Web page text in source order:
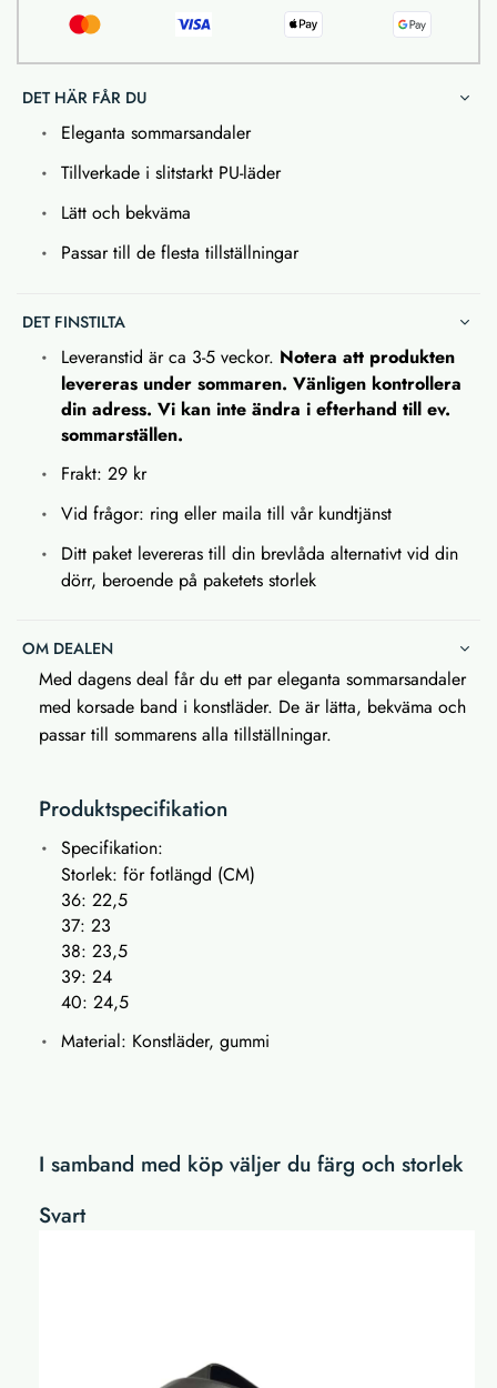
DET HÄR FÅR DU
Eleganta sommarsandaler
Tillverkade i slitstarkt PU-läder
Lätt och bekväma
Passar till de flesta tillställningar
DET FINSTILTA
Leveranstid är ca 3-5 veckor. Notera att produkten
levereras under sommaren. Vänligen kontrollera
din adress. Vi kan inte ändra i efterhand till ev.
sommarställen.
Frakt: 29 kr
Vid frågor: ring eller maila till vår kundtjänst
Ditt paket levereras till din brevlåda alternativt vid din
dörr, beroende på paketets storlek
OM DEALEN
Med dagens deal får du ett par eleganta sommarsandaler
med korsade band i konstläder. De är lätta, bekväma och
passar till sommarens alla tillställningar.
Produktspecifikation
Specifikation:
Storlek: för fotlängd (CM)
36: 22,5
37: 23
38: 23,5
39: 24
40: 24,5
Material: Konstläder, gummi
I samband med köp väljer du färg och storlek
Svart